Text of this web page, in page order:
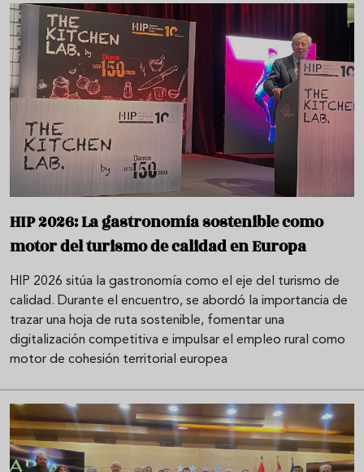
HIP 2026: La gastronomía sostenible como
motor del turismo de calidad en Europa
HIP 2026 sitúa la gastronomía como el eje del turismo de
calidad. Durante el encuentro, se abordó la importancia de
trazar una hoja de ruta sostenible, fomentar una
digitalización competitiva e impulsar el empleo rural como
motor de cohesión territorial europea